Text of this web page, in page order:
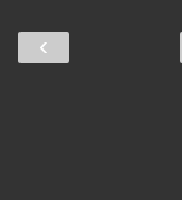
‹